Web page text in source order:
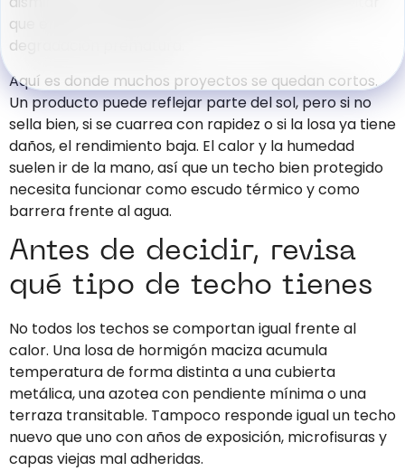
que el sistema falle por humedad, fisuras o
degradación prematura.
Aquí es donde muchos proyectos se quedan cortos.
Un producto puede reflejar parte del sol, pero si no
sella bien, si se cuarrea con rapidez o si la losa ya tiene
daños, el rendimiento baja. El calor y la humedad
suelen ir de la mano, así que un techo bien protegido
necesita funcionar como escudo térmico y como
barrera frente al agua.
Antes de decidir, revisa
qué tipo de techo tienes
No todos los techos se comportan igual frente al
calor. Una losa de hormigón maciza acumula
temperatura de forma distinta a una cubierta
metálica, una azotea con pendiente mínima o una
terraza transitable. Tampoco responde igual un techo
nuevo que uno con años de exposición, microfisuras y
capas viejas mal adheridas.